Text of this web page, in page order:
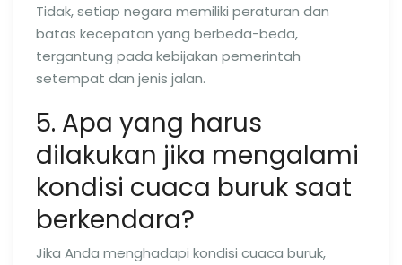
Tidak, setiap negara memiliki peraturan dan
batas kecepatan yang berbeda-beda,
tergantung pada kebijakan pemerintah
setempat dan jenis jalan.
5. Apa yang harus
dilakukan jika mengalami
kondisi cuaca buruk saat
berkendara?
Jika Anda menghadapi kondisi cuaca buruk,